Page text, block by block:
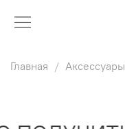
Главная